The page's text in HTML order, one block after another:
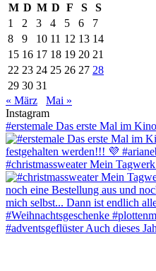
M D M D F S
S
1
2 3 4 5 6
7
8
9 10 11 12 13 14
15 16 17 18 19 20 21
22 23 24 25 26 27 28
29 30 31
« März
Mai »
Instagram
#erstemale Das erste Mal im
#christmassweater Mein
#adventsgeflüster Auch dieses